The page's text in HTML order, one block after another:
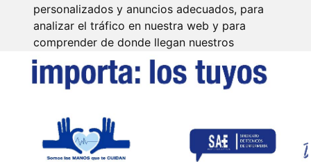
personalizados y anuncios adecuados, para
analizar el tráfico en nuestra web y para
comprender de donde llegan nuestros
visitantes.
Configurar